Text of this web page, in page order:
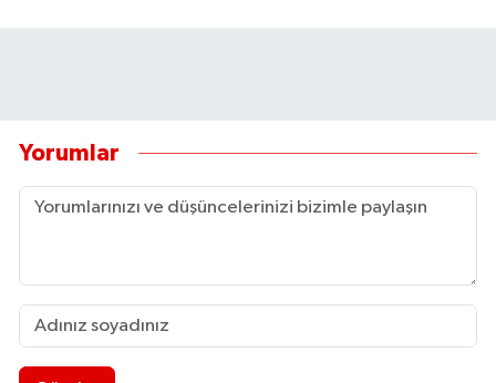
Yorumlar